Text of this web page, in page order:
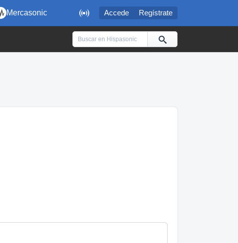
 Accede Regístrate
Mercasonic